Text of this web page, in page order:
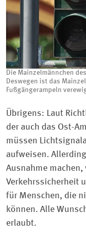
Die Mainzelmännchen
Deswegen ist das
Fußgängerampeln
Übrigens: Laut
der auch das Ost-
müssen
aufweisen.
Ausnahme
Verkehrssicherheit
für Menschen, die
können. Alle
erlaubt.